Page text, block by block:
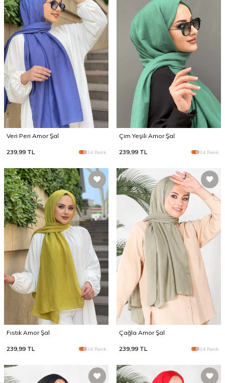
Veri Peri Amor Şal
239,99 TL 34 Renk
Çim Yeşili Amor Şal
239,99 TL 34 Renk
Fıstık Amor Şal
239,99 TL 34 Renk
Çağla Amor Şal
239,99 TL 34 Renk